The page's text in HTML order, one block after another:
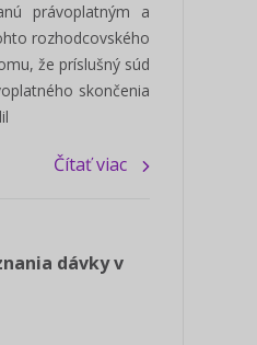
právoplatným a
rozhodcovského
že príslušný súd
skončenia
Čítať viac
dávky v